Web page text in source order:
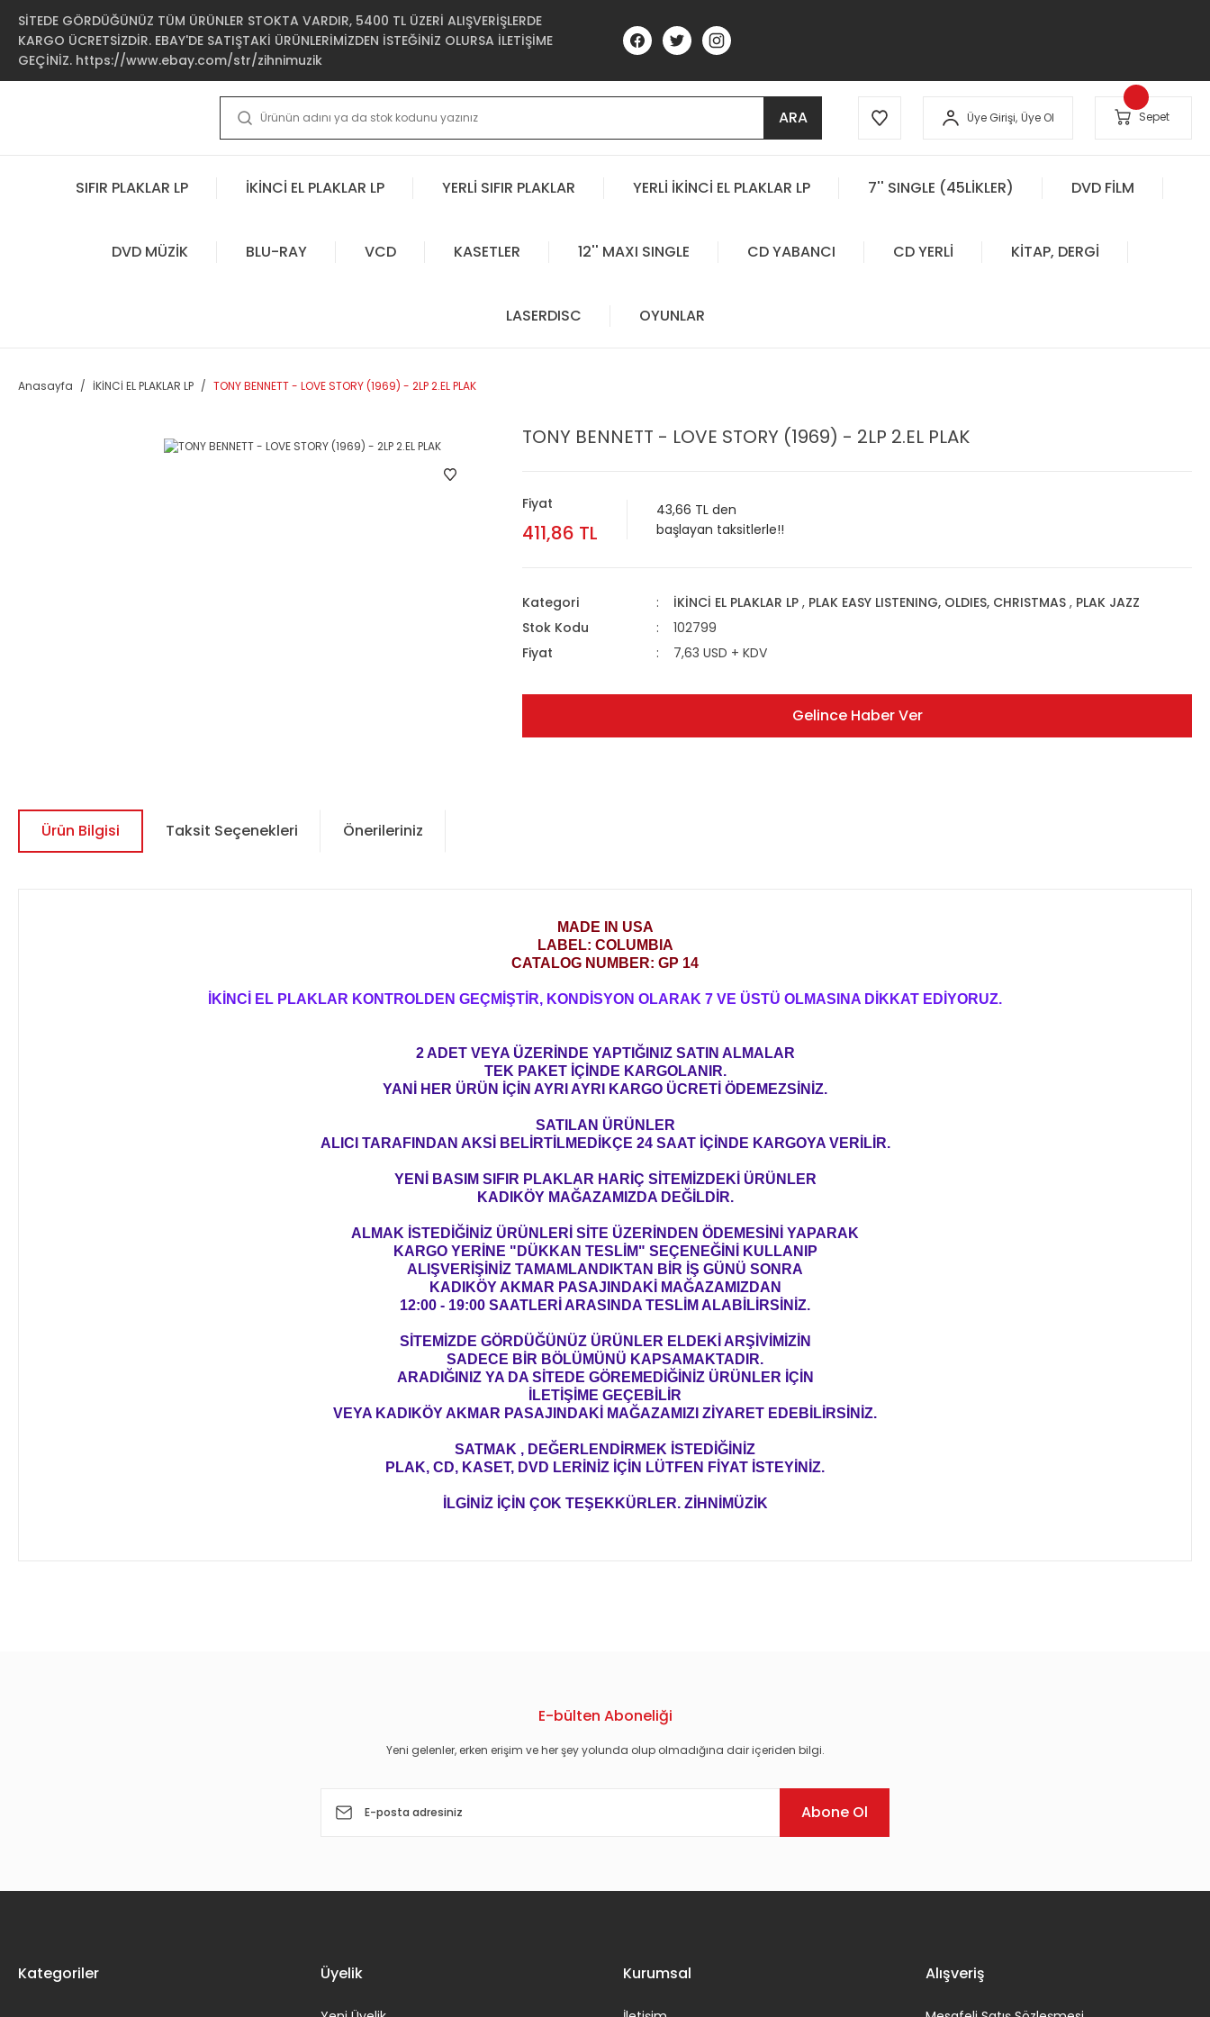
SİTEDE GÖRDÜĞÜNÜZ TÜM ÜRÜNLER STOKTA VARDIR, 5400 TL ÜZERİ ALIŞVERİŞLERDE
KARGO ÜCRETSİZDİR. EBAY'DE SATIŞTAKİ ÜRÜNLERİMİZDEN İSTEĞİNİZ OLURSA İLETİŞİME
GEÇİNİZ. https://www.ebay.com/str/zihnimuzik
ARA Üye Girişi, Üye Ol Sepet
SIFIR PLAKLAR LP İKİNCİ EL PLAKLAR LP YERLİ SIFIR PLAKLAR YERLİ İKİNCİ EL PLAKLAR LP 7'' SINGLE (45LİKLER) DVD FİLM
DVD MÜZİK BLU-RAY VCD KASETLER 12'' MAXI SINGLE CD YABANCI CD YERLİ KİTAP, DERGİ
LASERDISC OYUNLAR
Anasayfa İKİNCİ EL PLAKLAR LP TONY BENNETT - LOVE STORY (1969) - 2LP 2.EL PLAK
TONY BENNETT - LOVE STORY (1969) - 2LP 2.EL PLAK
Fiyat
411,86 TL
43,66 TL den
başlayan taksitlerle!!
Kategori İKİNCİ EL PLAKLAR LP , PLAK EASY LISTENING, OLDIES, CHRISTMAS , PLAK JAZZ
Stok Kodu
102799
Fiyat
7,63 USD + KDV
Gelince Haber Ver
Ürün Bilgisi Taksit Seçenekleri Önerileriniz
MADE IN USA
LABEL: COLUMBIA
CATALOG NUMBER: GP 14
İKİNCİ EL PLAKLAR KONTROLDEN GEÇMİŞTİR, KONDİSYON OLARAK 7 VE ÜSTÜ OLMASINA DİKKAT EDİYORUZ.
2 ADET VEYA ÜZERİNDE YAPTIĞINIZ SATIN ALMALAR
TEK PAKET İÇİNDE KARGOLANIR.
YANİ HER ÜRÜN İÇİN AYRI AYRI KARGO ÜCRETİ ÖDEMEZSİNİZ.
SATILAN ÜRÜNLER
ALICI TARAFINDAN AKSİ BELİRTİLMEDİKÇE 24 SAAT İÇİNDE KARGOYA VERİLİR.
YENİ BASIM SIFIR PLAKLAR HARİÇ SİTEMİZDEKİ ÜRÜNLER
KADIKÖY MAĞAZAMIZDA DEĞİLDİR.
ALMAK İSTEDİĞİNİZ ÜRÜNLERİ SİTE ÜZERİNDEN ÖDEMESİNİ YAPARAK
KARGO YERİNE "DÜKKAN TESLİM" SEÇENEĞİNİ KULLANIP
ALIŞVERİŞİNİZ TAMAMLANDIKTAN BİR İŞ GÜNÜ SONRA
KADIKÖY AKMAR PASAJINDAKİ MAĞAZAMIZDAN
12:00 - 19:00 SAATLERİ ARASINDA TESLİM ALABİLİRSİNİZ.
SİTEMİZDE GÖRDÜĞÜNÜZ ÜRÜNLER ELDEKİ ARŞİVİMİZİN
SADECE BİR BÖLÜMÜNÜ KAPSAMAKTADIR.
ARADIĞINIZ YA DA SİTEDE GÖREMEDİĞİNİZ ÜRÜNLER İÇİN
İLETİŞİME GEÇEBİLİR
VEYA KADIKÖY AKMAR PASAJINDAKİ MAĞAZAMIZI ZİYARET EDEBİLİRSİNİZ.
SATMAK , DEĞERLENDİRMEK İSTEDİĞİNİZ
PLAK, CD, KASET, DVD LERİNİZ İÇİN LÜTFEN FİYAT İSTEYİNİZ.
İLGİNİZ İÇİN ÇOK TEŞEKKÜRLER. ZİHNİMÜZİK
E-bülten Aboneliği
Yeni gelenler, erken erişim ve her şey yolunda olup olmadığına dair içeriden bilgi.
Abone Ol
Kategoriler Üyelik Kurumsal Alışveriş